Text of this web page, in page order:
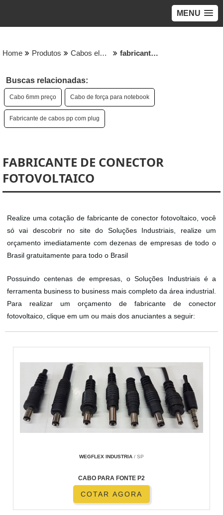
MENU
Home Produtos Cabos eletricos - Categoria fabricante de conector fotovoltaico
Buscas relacionadas:
Cabo 6mm preço Cabo de força para notebook
Fabricante de cabos pp com plug
FABRICANTE DE CONECTOR
FOTOVOLTAICO
Realize uma cotação de fabricante de conector fotovoltaico, você
só vai descobrir no site do Soluções Industriais, realize um
orçamento imediatamente com dezenas de empresas de todo o
Brasil gratuitamente para todo o Brasil
Possuindo centenas de empresas, o Soluções Industriais é a
ferramenta business to business mais completo da área industrial.
Para realizar um orçamento de fabricante de conector
fotovoltaico, clique em um ou mais dos anuciantes a seguir:
WEGFLEX INDUSTRIA / SP
CABO PARA FONTE P2
COTAR AGORA